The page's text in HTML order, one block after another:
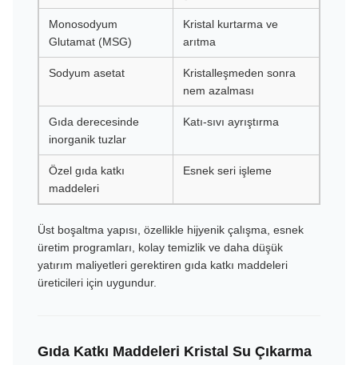
Monosodyum
Glutamat (MSG)
Kristal kurtarma ve
arıtma
Sodyum asetat
Kristalleşmeden sonra
nem azalması
Gıda derecesinde
inorganik tuzlar
Katı-sıvı ayrıştırma
Özel gıda katkı
maddeleri
Esnek seri işleme
Üst boşaltma yapısı, özellikle hijyenik çalışma, esnek
üretim programları, kolay temizlik ve daha düşük
yatırım maliyetleri gerektiren gıda katkı maddeleri
üreticileri için uygundur.
Gıda Katkı Maddeleri Kristal Su Çıkarma